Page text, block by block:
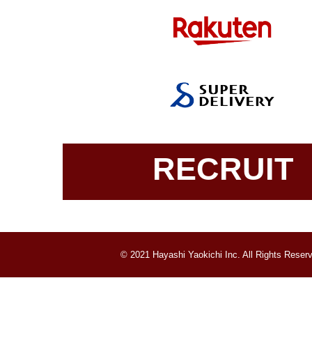
RECRUIT
© 2021 Hayashi Yaokichi Inc. All Rights